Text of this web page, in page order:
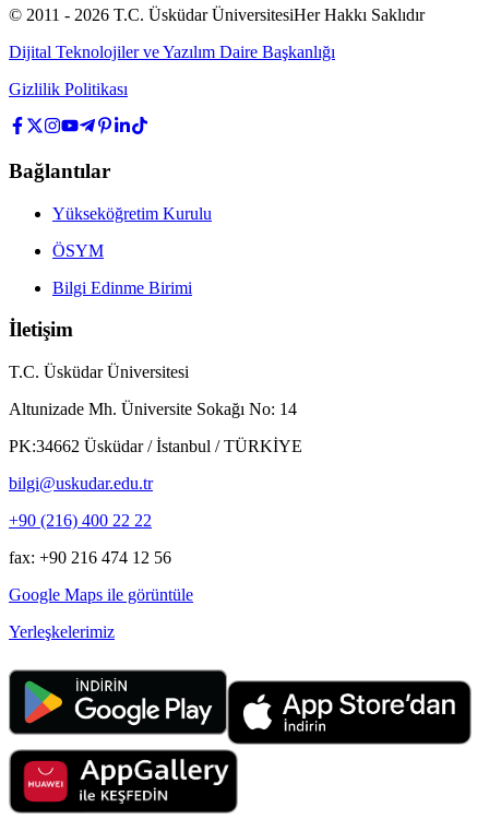
© 2011 - 2026 T.C. Üsküdar ÜniversitesiHer Hakkı Saklıdır
Dijital Teknolojiler ve Yazılım Daire Başkanlığı
Gizlilik Politikası
Bağlantılar
Yükseköğretim Kurulu
ÖSYM
Bilgi Edinme Birimi
İletişim
T.C. Üsküdar Üniversitesi
Altunizade Mh. Üniversite Sokağı No: 14
PK:34662 Üsküdar / İstanbul / TÜRKİYE
bilgi@uskudar.edu.tr
+90 (216) 400 22 22
fax: +90 216 474 12 56
Google Maps ile görüntüle
Yerleşkelerimiz